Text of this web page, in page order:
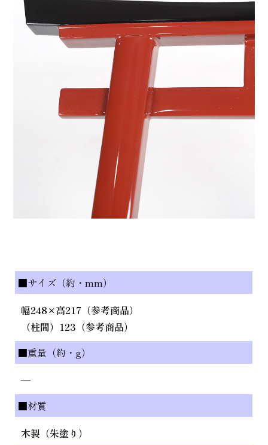
■サイズ（約・mm）
幅248×高217（参考商品）
（柱間）123（参考商品）
■重量（約・g）
—
■材質
木製（朱塗り）